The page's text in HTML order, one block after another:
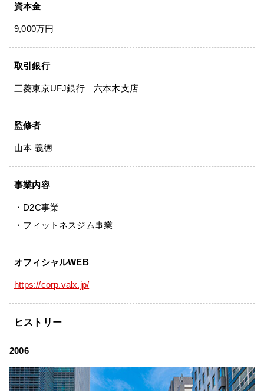
ドラッグストア x VALX
VALX GYM
各種ポリシー
利用規約
プライバシーポリシー
特定商取引法に基づく表記
ふるさと納税
ANA
ふるさとチョイス
ふるなび
法人様向け
運営会社
資本金
9,000万円
取引銀行
三菱東京UFJ銀行 六本木支店
監修者
山本 義徳
事業内容
・D2C事業
・フィットネスジム事業
オフィシャルWEB
https://corp.valx.jp/
ヒストリー
2006